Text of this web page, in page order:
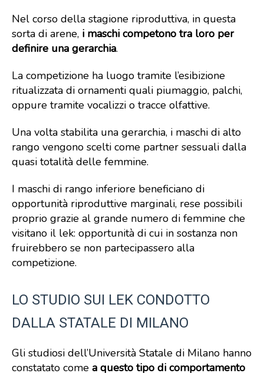
Nel corso della stagione riproduttiva, in questa
sorta di arene, i maschi competono tra loro per
definire una gerarchia.
La competizione ha luogo tramite l’esibizione
ritualizzata di ornamenti quali piumaggio, palchi,
oppure tramite vocalizzi o tracce olfattive.
Una volta stabilita una gerarchia, i maschi di alto
rango vengono scelti come partner sessuali dalla
quasi totalità delle femmine.
I maschi di rango inferiore beneficiano di
opportunità riproduttive marginali, rese possibili
proprio grazie al grande numero di femmine che
visitano il lek: opportunità di cui in sostanza non
fruirebbero se non partecipassero alla
competizione.
LO STUDIO SUI LEK CONDOTTO
DALLA STATALE DI MILANO
Gli studiosi dell’Università Statale di Milano hanno
constatato come a questo tipo di comportamento